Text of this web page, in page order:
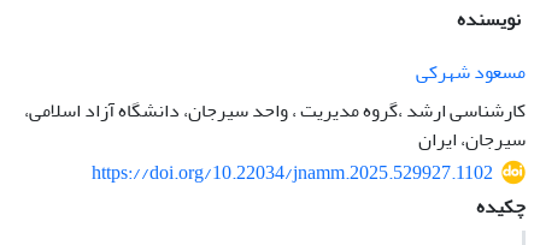
نویسنده
مسعود شهرکی
کارشناسی ارشد ،گروه مدیریت ، واحد سیرجان، دانشگاه آزاد اسلامی،
سیرجان، ایران
https://doi.org/10.22034/jnamm.2025.529927.1102
چکیده